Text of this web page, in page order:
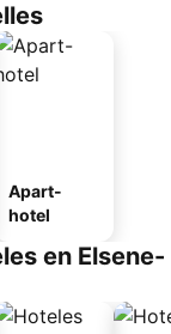
Apart-
hotel
en Elsene-